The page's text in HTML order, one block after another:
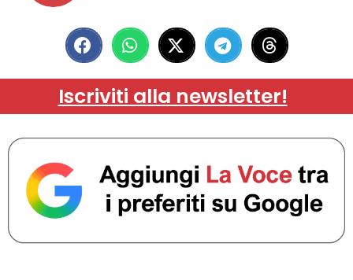
Iscriviti alla newsletter!